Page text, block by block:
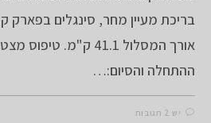
בריכת מעיין מחר, סינגלים בפארק
ההתחלה והסיום:…
יש 2 תגובות